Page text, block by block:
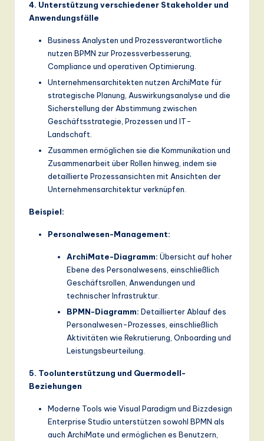
4. Unterstützung verschiedener Stakeholder und
Anwendungsfälle
Business Analysten und Prozessverantwortliche
nutzen BPMN zur Prozessverbesserung,
Compliance und operativen Optimierung.
Unternehmensarchitekten nutzen ArchiMate für
strategische Planung, Auswirkungsanalyse und die
Sicherstellung der Abstimmung zwischen
Geschäftsstrategie, Prozessen und IT-
Landschaft.
Zusammen ermöglichen sie die Kommunikation und
Zusammenarbeit über Rollen hinweg, indem sie
detaillierte Prozessansichten mit Ansichten der
Unternehmensarchitektur verknüpfen.
Beispiel:
Personalwesen-Management:
ArchiMate-Diagramm: Übersicht auf hoher
Ebene des Personalwesens, einschließlich
Geschäftsrollen, Anwendungen und
technischer Infrastruktur.
BPMN-Diagramm: Detaillierter Ablauf des
Personalwesen-Prozesses, einschließlich
Aktivitäten wie Rekrutierung, Onboarding und
Leistungsbeurteilung.
5. Toolunterstützung und Quermodell-
Beziehungen
Moderne Tools wie Visual Paradigm und Bizzdesign
Enterprise Studio unterstützen sowohl BPMN als
auch ArchiMate und ermöglichen es Benutzern,